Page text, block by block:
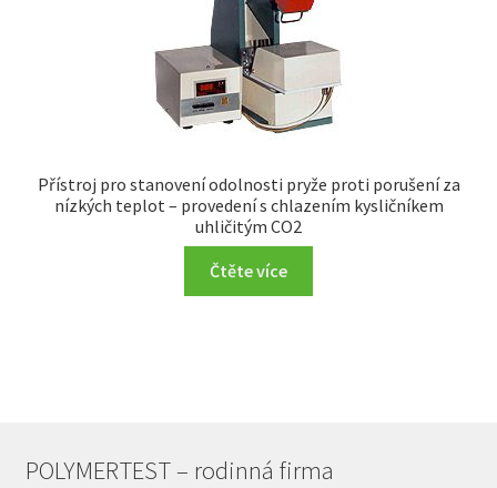
Přístroj pro stanovení odolnosti pryže proti porušení za
nízkých teplot – provedení s chlazením kysličníkem
uhličitým CO2
Čtěte více
POLYMERTEST – rodinná firma